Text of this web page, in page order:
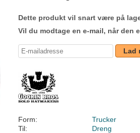
Dette produkt vil snart være på
Vil du modtage en e-mail, når den
Lad
Form:
Trucker
Til:
Dreng